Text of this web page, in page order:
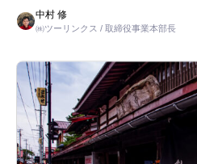
中村 修
㈱ツーリンクス / 取締役事業本部長